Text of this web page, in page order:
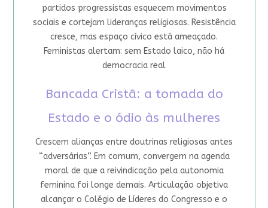
partidos progressistas esquecem movimentos
sociais e cortejam lideranças religiosas. Resistência
cresce, mas espaço cívico está ameaçado.
Feministas alertam: sem Estado laico, não há
democracia real
Bancada Cristã: a tomada do
Estado e o ódio às mulheres
Crescem alianças entre doutrinas religiosas antes
“adversárias”. Em comum, convergem na agenda
moral de que a reivindicação pela autonomia
feminina foi longe demais. Articulação objetiva
alcançar o Colégio de Líderes do Congresso e o